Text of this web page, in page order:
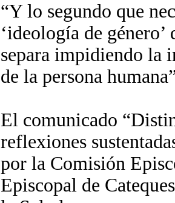
“Y lo segundo que
‘ideología de
separa impidiendo la
de la persona
El comunicado
reflexiones
por la Comisión
Episcopal de